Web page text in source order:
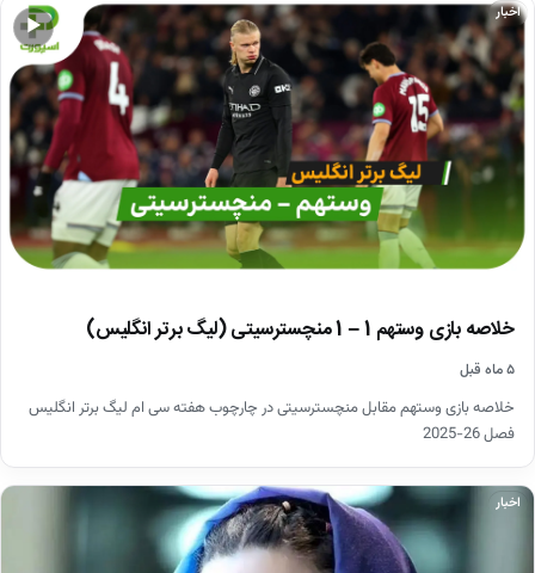
▶
اخبار
خلاصه بازی وستهم 1 – 1 منچسترسیتی (لیگ برتر انگلیس)
۵ ماه قبل
خلاصه بازی وستهم مقابل منچسترسیتی در چارچوب هفته سی ام لیگ برتر انگلیس
فصل 26-2025
اخبار